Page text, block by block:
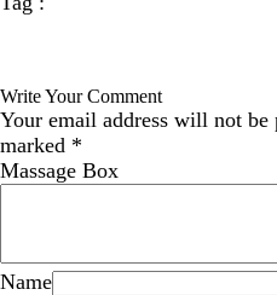
Write Your Comment
Your email address will not be
marked *
Massage Box
Name